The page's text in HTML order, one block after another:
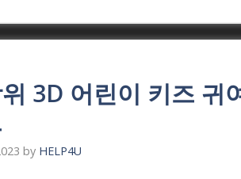
3D 어린이 키즈 귀
by HELP4U